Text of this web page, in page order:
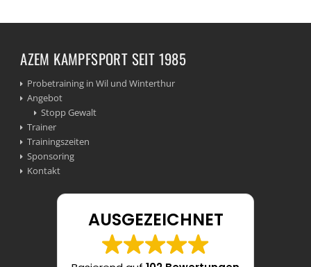
AZEM KAMPFSPORT SEIT 1985
Probetraining in Wil und Winterthur
Angebot
Stopp Gewalt
Trainer
Trainingszeiten
Sponsoring
Kontakt
AUSGEZEICHNET